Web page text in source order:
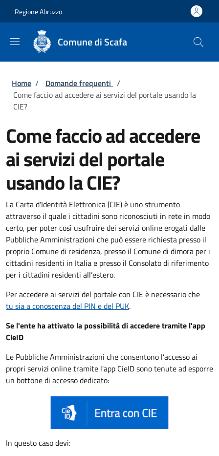
Regione Abruzzo
Comune di Scafa
Briciole di pane
Home / Domande frequenti /
Come faccio ad accedere ai servizi del portale usando la
CIE?
Come faccio ad accedere
ai servizi del portale
usando la CIE?
La Carta d'Identità Elettronica (CIE) è uno strumento
attraverso il quale i cittadini sono riconosciuti in rete in modo
certo, per poter così usufruire dei servizi online erogati dalle
Pubbliche Amministrazioni che può essere richiesta presso il
proprio Comune di residenza, presso il Comune di dimora per i
cittadini residenti in Italia e presso il Consolato di riferimento
per i cittadini residenti all’estero.
Per accedere ai servizi del portale con CIE è necessario che
tu sia a conoscenza del PIN e del PUK.
Se l'ente ha attivato la possibilità di accedere tramite l'app
CieID
Le Pubbliche Amministrazioni che consentono l’accesso ai
propri servizi online tramite l'app CieID sono tenute ad esporre
un bottone di accesso dedicato:
In questo caso devi: